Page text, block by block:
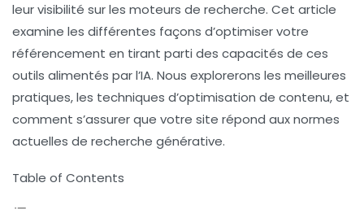
leur visibilité sur les moteurs de recherche. Cet article
examine les différentes façons d’optimiser votre
référencement en tirant parti des capacités de ces
outils alimentés par l’IA. Nous explorerons les meilleures
pratiques, les techniques d’optimisation de contenu, et
comment s’assurer que votre site répond aux normes
actuelles de recherche générative.
Table of Contents